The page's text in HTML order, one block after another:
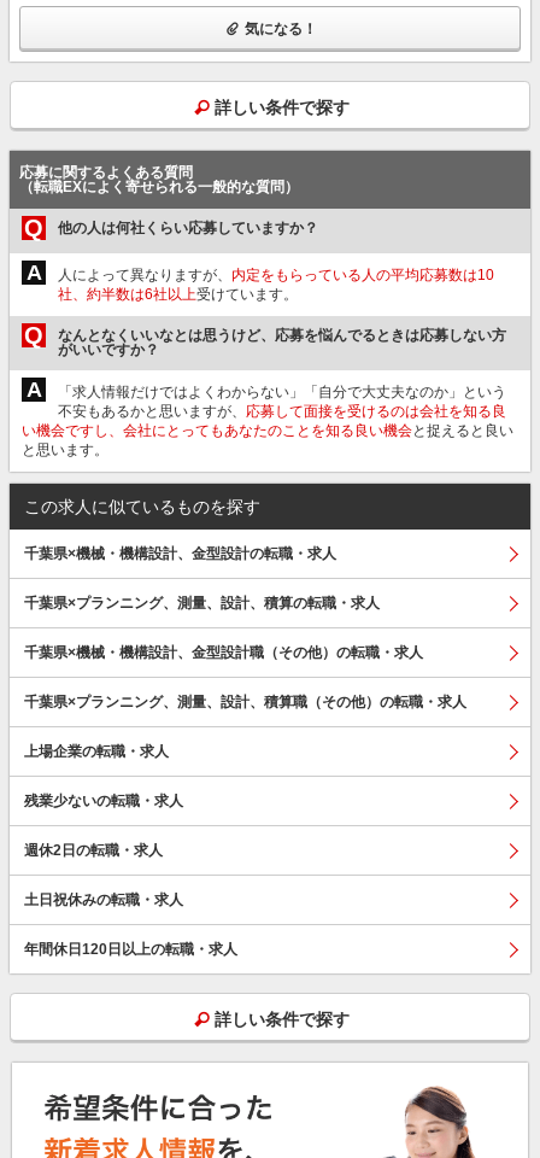
気になる！
詳しい条件で探す
応募に関するよくある質問
（転職EXによく寄せられる一般的な質問）
Q 他の人は何社くらい応募していますか？
A 人によって異なりますが、 内定をもらっている人の平均応募数は10
社、約半数は6社以上受けています。
Q
なんとなくいいなとは思うけど、応募を悩んでるときは応募しない方
がいいですか？
A
「求人情報だけではよくわからない」「自分で大丈夫なのか」という
不安もあるかと思いますが、 応募して面接を受けるのは会社を知る良
い機会ですし、会社にとってもあなたのことを知る良い機会と捉えると良い
と思います。
この求人に似ているものを探す
千葉県×機械・機構設計、金型設計の転職・求人
千葉県×プランニング、測量、設計、積算の転職・求人
千葉県×機械・機構設計、金型設計職（その他）の転職・求人
千葉県×プランニング、測量、設計、積算職（その他）の転職・求人
上場企業の転職・求人
残業少ないの転職・求人
週休2日の転職・求人
土日祝休みの転職・求人
年間休日120日以上の転職・求人
詳しい条件で探す